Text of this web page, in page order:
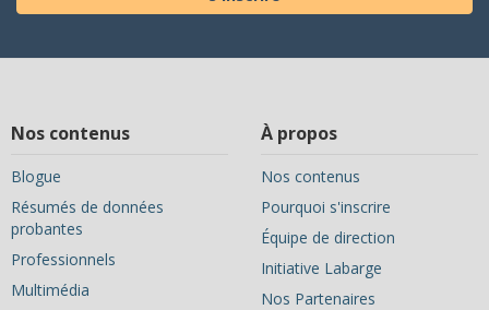
Nos contenus
Blogue
Résumés de données
probantes
Professionnels
Multimédia
À propos
Nos contenus
Pourquoi s'inscrire
Équipe de direction
Initiative Labarge
Nos Partenaires